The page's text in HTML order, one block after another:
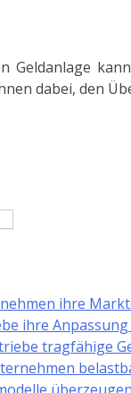
Geldanlage
dabei, den
ihre
ihre
tragfähige